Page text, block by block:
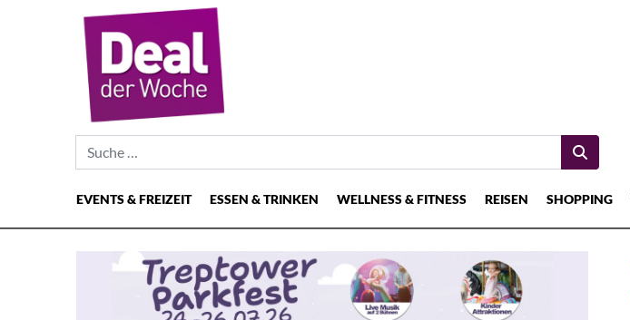
Suche nach:
Hauptnavigation
EVENTS & FREIZEIT ESSEN & TRINKEN WELLNESS & FITNESS REISEN SHOPPING